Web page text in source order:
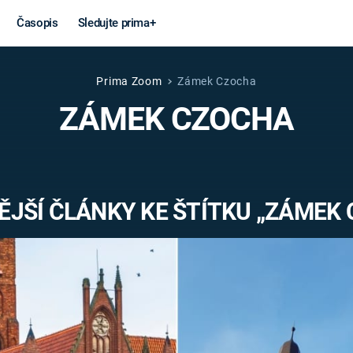
Časopis Sledujte prima+
Věda a
technika
MARS
Války
VÁLEČNÉ
Záhady a
Prima Zoom Zámek Czocha
ZÁMEK CZOCHA
ČLÁNKY KE ŠTÍTKU „ZÁMEK